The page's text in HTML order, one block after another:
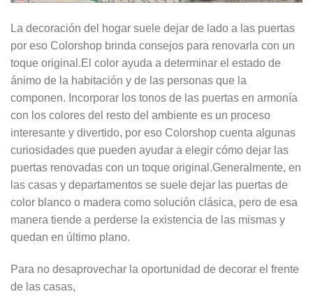
La decoración del hogar suele dejar de lado a las puertas
por eso Colorshop brinda consejos para renovarla con un
toque original.El color ayuda a determinar el estado de
ánimo de la habitación y de las personas que la
componen. Incorporar los tonos de las puertas en armonía
con los colores del resto del ambiente es un proceso
interesante y divertido, por eso Colorshop cuenta algunas
curiosidades que pueden ayudar a elegir cómo dejar las
puertas renovadas con un toque original.Generalmente, en
las casas y departamentos se suele dejar las puertas de
color blanco o madera como solución clásica, pero de esa
manera tiende a perderse la existencia de las mismas y
quedan en último plano.
Para no desaprovechar la oportunidad de decorar el frente
de las casas,